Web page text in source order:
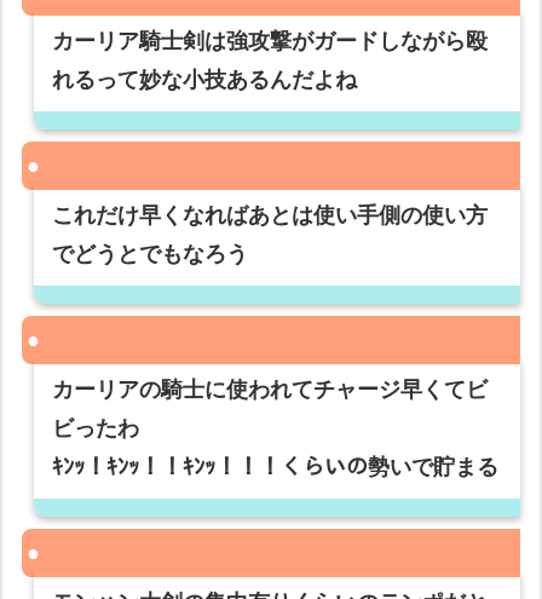
カーリア騎士剣は強攻撃がガードしながら殴
れるって妙な小技あるんだよね
これだけ早くなればあとは使い手側の使い方
でどうとでもなろう
カーリアの騎士に使われてチャージ早くてビ
ビったわ
ｷﾝｯ！ｷﾝｯ！！ｷﾝｯ！！！くらいの勢いで貯まる